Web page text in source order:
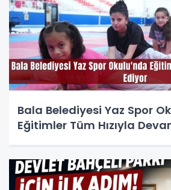
Bala Belediyesi Yaz Spor
Eğitimler Tüm Hızıyla